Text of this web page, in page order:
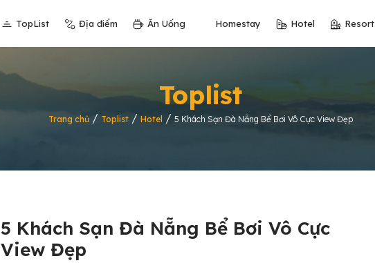
TopList Địa điểm Ăn Uống Homestay Hotel Resort
Toplist
Trang chủ / Toplist / Hotel / 5 Khách Sạn Đà Nẵng Bể Bơi Vô Cực View Đẹp
5 Khách Sạn Đà Nẵng Bể Bơi Vô Cực
View Đẹp